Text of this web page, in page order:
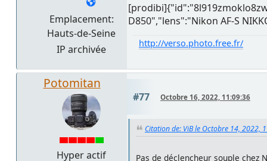
Emplacement:
Hauts-de-Seine
IP archivée
D850","lens":"Nikon AF-S
http://verso.photo.free.fr/
Potomitan
Hyper actif
#77 Octobre 16, 2022, 11:09:36
Citation de: ViB le Octobre 14, 2022,
Pas de déclencheur souple chez